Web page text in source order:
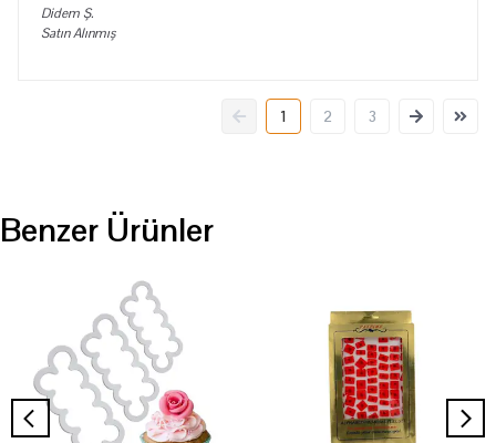
Didem Ş.
Satın Alınmış
1 2 3
Benzer Ürünler